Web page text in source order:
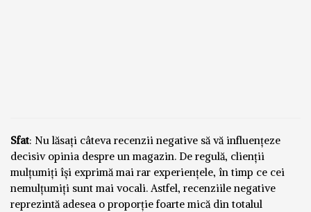
Sfat: Nu lăsați câteva recenzii negative să vă influențeze
decisiv opinia despre un magazin. De regulă, clienții
mulțumiți își exprimă mai rar experiențele, în timp ce cei
nemulțumiți sunt mai vocali. Astfel, recenziile negative
reprezintă adesea o proporție foarte mică din totalul